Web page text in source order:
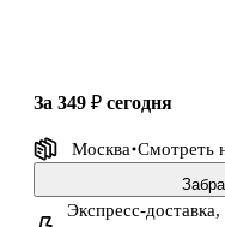
за 349 ₽ сегодня
Москва Смотреть
Экспресс-